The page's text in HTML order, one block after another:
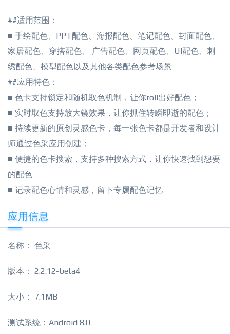
##适用范围：
■ 手绘配色、PPT配色、海报配色、笔记配色、封面配色、
家居配色、穿搭配色、 广告配色、网页配色、UI配色、刺
绣配色、模型配色以及其他各类配色参考场景
##应用特色：
■ 色卡支持锁定和随机取色机制，让你roll出好配色；
■ 实时取色支持放大镜效果，让你抓住转瞬即逝的配色；
■ 持续更新的原创灵感色卡，每一张色卡都是开发者和设计
师通过色采应用创建；
■ 便捷的色卡搜索，支持多种搜索方式，让你快速找到想要
的配色
■ 记录配色心情和灵感，留下专属配色记忆
应用信息
名称： 色采
版本： 2.2.12-beta4
大小： 7.1MB
测试系统：Android 8.0